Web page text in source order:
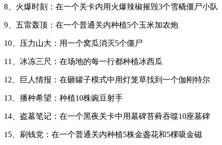
8、火爆时刻：在一个关卡内用火爆辣椒摧毁3个雪橇僵尸小队
9、五雷轰顶：在一个普通关内种植5个玉米加农炮
10、压力山大：用一个窝瓜消灭5个僵尸
11、冰冻三尺：在场地的每一行都种植冰西瓜
12、巨人情报：在砸罐子模式中用灯笼草找到一个伽刚特尔
13、播种希望：种植10株豌豆射手
14、盗墓笔记：在一个黑夜关卡中用墓碑苔藓吞噬10座墓碑
15、刷钱党：在一个普通关内种植5株金盏花和5棵吸金磁